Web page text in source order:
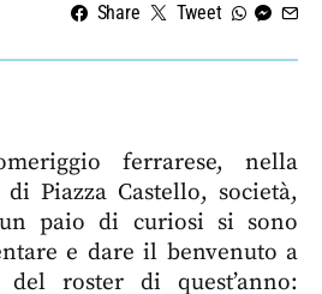
Share Tweet
ferrarese, nella
Piazza Castello, società,
paio di curiosi si sono
e dare il benvenuto a
roster di quest’anno: